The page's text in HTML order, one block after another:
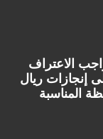
الاعتراف
إنجازات ريال
المناسبة